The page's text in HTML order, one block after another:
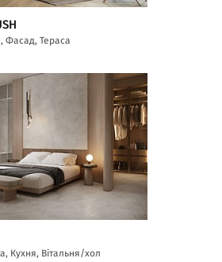
Фасад, Тераса
Кухня, Вітальня/хол